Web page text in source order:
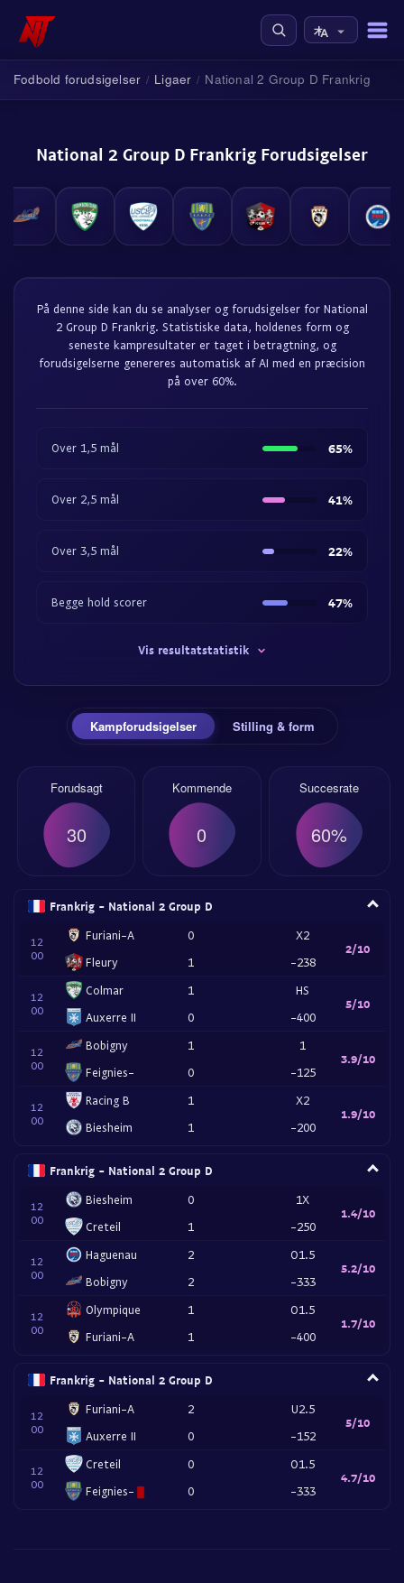
Fodbold forudsigelser / Ligaer / National 2 Group D Frankrig
National 2 Group D Frankrig Forudsigelser
På denne side kan du se analyser og forudsigelser for National
2 Group D Frankrig. Statistiske data, holdenes form og
seneste kampresultater er taget i betragtning, og
forudsigelserne genereres automatisk af AI med en præcision
på over 60%.
Over 1,5 mål 65%
Over 2,5 mål 41%
Over 3,5 mål 22%
Begge hold scorer 47%
Vis resultatstatistik
Kampforudsigelser Stilling & form
Forudsagt
30
Kommende
0
Succesrate
60%
Frankrig - National 2 Group D
12
00
Furiani-A
Fleury
0
1
X2
-238
2/10
12
00
Colmar
Auxerre II
1
0
HS
-400
5/10
12
00
Bobigny
Feignies-
1
0
1
-125
3.9/10
12
00
Racing B
Biesheim
1
1
X2
-200
1.9/10
Frankrig - National 2 Group D
12
00
Biesheim
Creteil
0
1
1X
-250
1.4/10
12
00
Haguenau
Bobigny
2
2
O1.5
-333
5.2/10
12
00
Olympique
Furiani-A
1
1
O1.5
-400
1.7/10
Frankrig - National 2 Group D
12
00
Furiani-A
Auxerre II
2
0
U2.5
-152
5/10
12
00
Creteil
Feignies-
0
0
O1.5
-333
4.7/10